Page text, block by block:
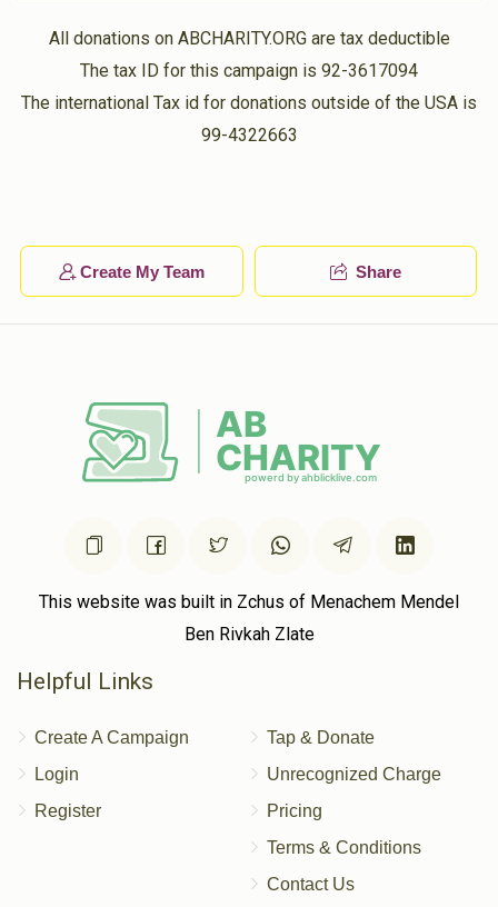
All donations on ABCHARITY.ORG are tax deductible
The tax ID for this campaign is 92-3617094
The international Tax id for donations outside of the USA is
99-4322663
Create My Team Share
This website was built in Zchus of Menachem Mendel
Ben Rivkah Zlate
Helpful Links
Create A Campaign
Login
Register
Tap & Donate
Unrecognized Charge
Pricing
Terms & Conditions
Contact Us